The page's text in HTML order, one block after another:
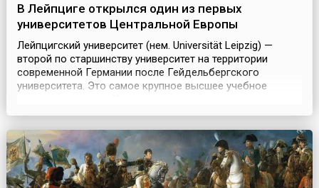
В Лейпциге открылся один из первых
университетов Центральной Европы
Лейпцигский университет (нем. Universität Leipzig) —
второй по старшинству университет на территории
современной Германии после Гейдельбергского
университета. Это самое крупное высшее учебное
университетов Европы Утрехтская сеть.В мае 1409 года в
между чехами и немцами в Карловом университете...